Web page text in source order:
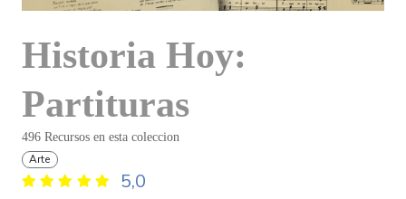
Historia Hoy:
Partituras
496 Recursos en esta coleccion
Arte
5,0